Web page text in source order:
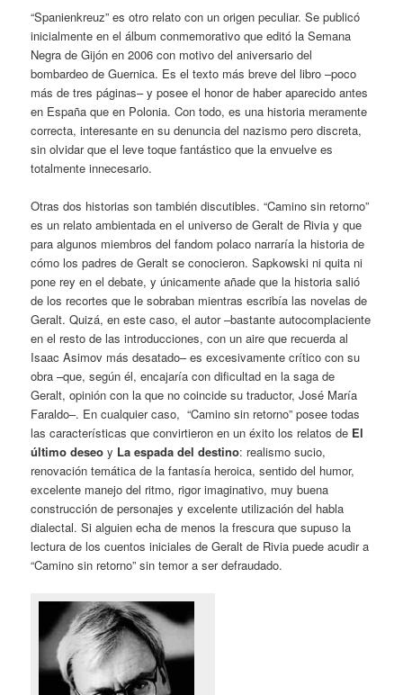
“Spanienkreuz” es otro relato con un origen peculiar. Se publicó
inicialmente en el álbum conmemorativo que editó la Semana
Negra de Gijón en 2006 con motivo del aniversario del
bombardeo de Guernica. Es el texto más breve del libro –poco
más de tres páginas– y posee el honor de haber aparecido antes
en España que en Polonia. Con todo, es una historia meramente
correcta, interesante en su denuncia del nazismo pero discreta,
sin olvidar que el leve toque fantástico que la envuelve es
totalmente innecesario.
Otras dos historias son también discutibles. “Camino sin retorno”
es un relato ambientada en el universo de Geralt de Rivia y que
para algunos miembros del fandom polaco narraría la historia de
cómo los padres de Geralt se conocieron. Sapkowski ni quita ni
pone rey en el debate, y únicamente añade que la historia salió
de los recortes que le sobraban mientras escribía las novelas de
Geralt. Quizá, en este caso, el autor –bastante autocomplaciente
en el resto de las introducciones, con un aire que recuerda al
Isaac Asimov más desatado– es excesivamente crítico con su
obra –que, según él, encajaría con dificultad en la saga de
Geralt, opinión con la que no coincide su traductor, José María
Faraldo–. En cualquier caso, “Camino sin retorno” posee todas
las características que convirtieron en un éxito los relatos de El
último deseoy La espada del destino: realismo sucio,
renovación temática de la fantasía heroica, sentido del humor,
excelente manejo del ritmo, rigor imaginativo, muy buena
construcción de personajes y excelente utilización del habla
dialectal. Si alguien echa de menos la frescura que supuso la
lectura de los cuentos iniciales de Geralt de Rivia puede acudir a
“Camino sin retorno” sin temor a ser defraudado.